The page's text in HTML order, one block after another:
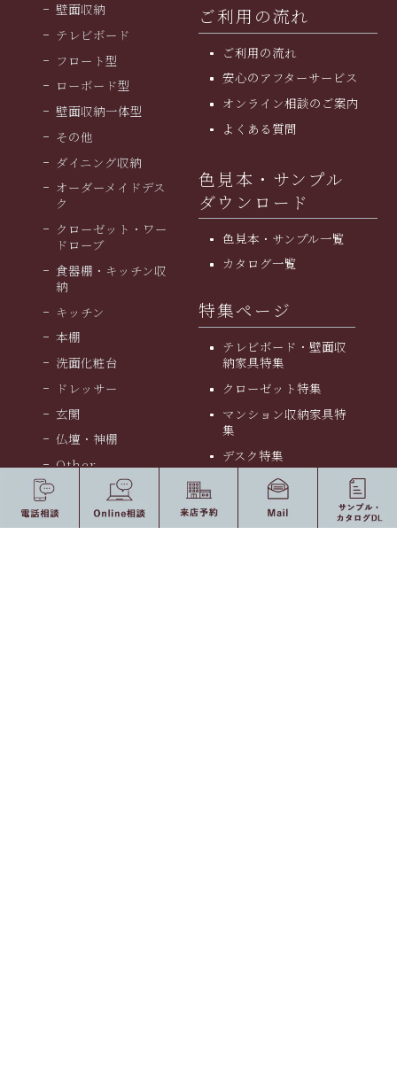
壁面収納
テレビボード
フロート型
ローボード型
壁面収納一体型
その他
ダイニング収納
オーダーメイドデス
ク
クローゼット・ワー
ドローブ
食器棚・キッチン収
納
キッチン
本棚
洗面化粧台
ドレッサー
玄関
仏壇・神棚
Other
お宅・施設別
ご利用の流れ
ご利用の流れ
安⼼のアフターサービス
オンライン相談のご案内
よくある質問
色見本・サンプル
ダウンロード
色見本・サンプル一覧
カタログ一覧
特集ページ
テレビボード・壁面収
納家具特集
クローゼット特集
マンション収納家具特
集
デスク特集
会社案内